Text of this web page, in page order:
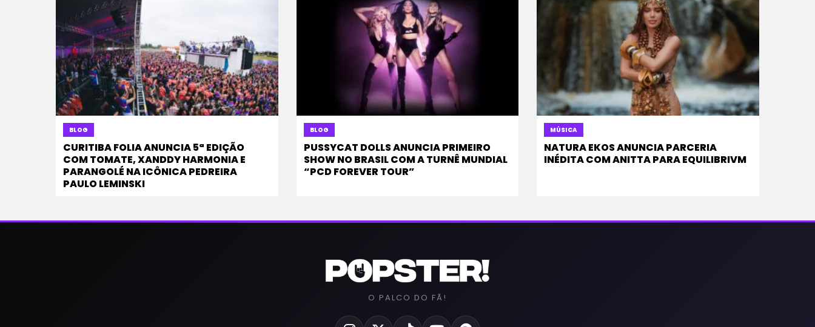
BLOG
CURITIBA FOLIA ANUNCIA 5ª EDIÇÃO
COM TOMATE, XANDDY HARMONIA E
PARANGOLÉ NA ICÔNICA PEDREIRA
PAULO LEMINSKI
BLOG
PUSSYCAT DOLLS ANUNCIA PRIMEIRO
SHOW NO BRASIL COM A TURNÊ MUNDIAL
“PCD FOREVER TOUR”
MÚSICA
NATURA EKOS ANUNCIA PARCERIA
INÉDITA COM ANITTA PARA EQUILIBRIVM
O PALCO DO FÃ!